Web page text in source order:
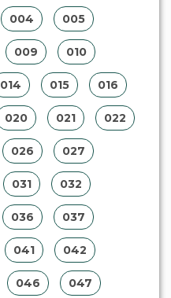
004 005
009 010
014 015 016
020 021 022
026 027
031 032
036 037
041 042
046 047